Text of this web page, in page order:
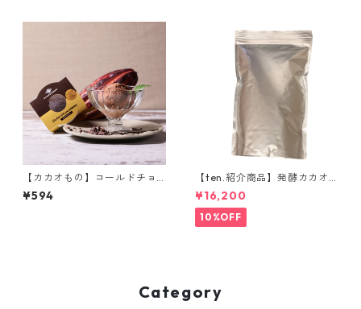
【カカオもの】コールドチョ
コレート エクアドルビター7
1% オリジナルアイスクリーム
¥594
【ten.紹介商品】発酵カカオ
ニブ(ホール) 1kg ウガンダ産
低温仕込み発酵カカオ豆 ロー
カカオ豆 CACAOMONO
¥16,200
10%OFF
Category